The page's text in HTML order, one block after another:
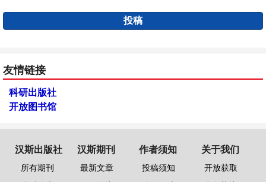
投稿
友情链接
科研出版社
开放图书馆
汉斯出版社
所有期刊
汉斯期刊
最新文章
作者须知
投稿须知
关于我们
开放获取